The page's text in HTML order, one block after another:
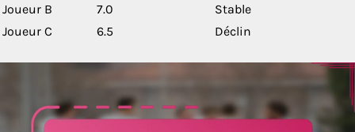
Joueur B
7.0
Stable
Joueur C
6.5 Déclin